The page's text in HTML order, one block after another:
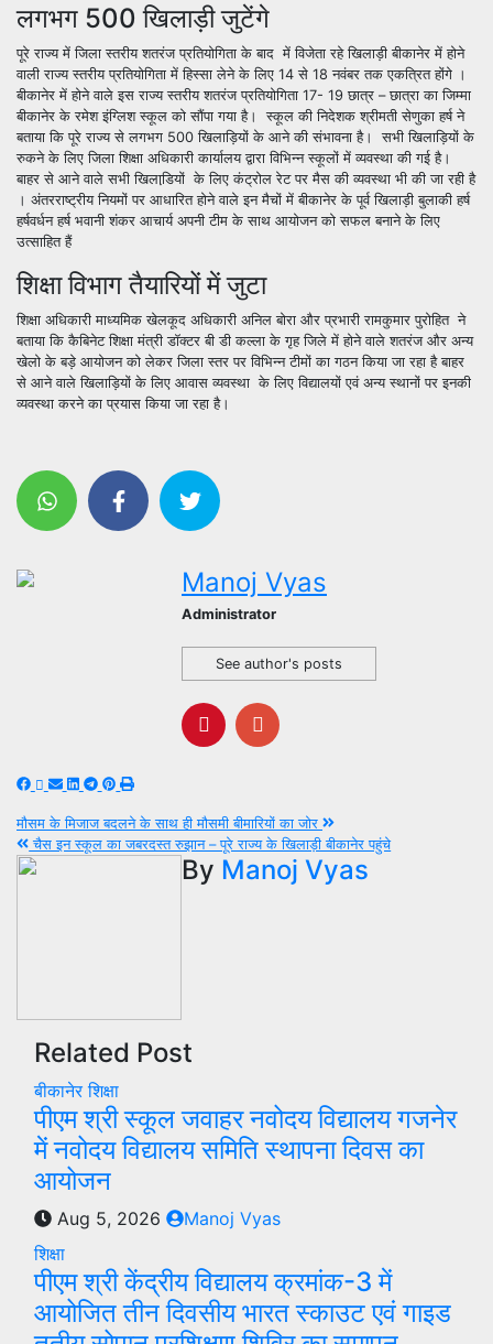
लगभग 500 खिलाड़ी जुटेंगे
पूरे राज्य में जिला स्तरीय शतरंज प्रतियोगिता के बाद में विजेता रहे खिलाड़ी बीकानेर में होने
वाली राज्य स्तरीय प्रतियोगिता में हिस्सा लेने के लिए 14 से 18 नवंबर तक एकत्रित होंगे ।
बीकानेर में होने वाले इस राज्य स्तरीय शतरंज प्रतियोगिता 17- 19 छात्र – छात्रा का जिम्मा
बीकानेर के रमेश इंग्लिश स्कूल को सौंपा गया है। स्कूल की निदेशक श्रीमती सेणुका हर्ष ने
बताया कि पूरे राज्य से लगभग 500 खिलाड़ियों के आने की संभावना है। सभी खिलाड़ियों के
रुकने के लिए जिला शिक्षा अधिकारी कार्यालय द्वारा विभिन्न स्कूलों में व्यवस्था की गई है।
बाहर से आने वाले सभी खिलाडि़यों के लिए कंट्रोल रेट पर मैस की व्यवस्था भी की जा रही है
। अंतरराष्ट्रीय नियमों पर आधारित होने वाले इन मैचों में बीकानेर के पूर्व खिलाड़ी बुलाकी हर्ष
हर्षवर्धन हर्ष भवानी शंकर आचार्य अपनी टीम के साथ आयोजन को सफल बनाने के लिए
उत्साहित हैं
शिक्षा विभाग तैयारियों में जुटा
शिक्षा अधिकारी माध्यमिक खेलकूद अधिकारी अनिल बोरा और प्रभारी रामकुमार पुरोहित ने
बताया कि कैबिनेट शिक्षा मंत्री डॉक्टर बी डी कल्ला के गृह जिले में होने वाले शतरंज और अन्य
खेलो के बड़े आयोजन को लेकर जिला स्तर पर विभिन्न टीमों का गठन किया जा रहा है बाहर
से आने वाले खिलाड़ियों के लिए आवास व्यवस्था के लिए विद्यालयों एवं अन्य स्थानों पर इनकी
व्यवस्था करने का प्रयास किया जा रहा है।
Manoj Vyas
Administrator
See author's posts
Post
navigation
मौसम के मिजाज बदलने के साथ ही मौसमी बीमारियों का जोर
चैस इन स्कूल का जबरदस्त रुझान – पूरे राज्य के खिलाड़ी बीकानेर पहुंचे
By Manoj Vyas
Related Post
बीकानेरशिक्षा
पीएम श्री स्कूल जवाहर नवोदय विद्यालय गजनेर
में नवोदय विद्यालय समिति स्थापना दिवस का
आयोजन
Aug 5, 2026
Manoj Vyas
शिक्षा
पीएम श्री केंद्रीय विद्यालय क्रमांक-3 में
आयोजित तीन दिवसीय भारत स्काउट एवं गाइड